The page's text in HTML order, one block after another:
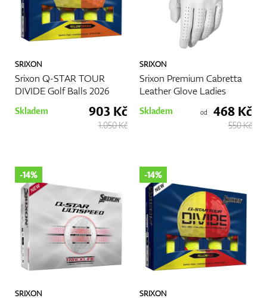
Bagy
Vozíky
GPS/Dálkoměry
SRIXON
Srixon Q-STAR TOUR
DIVIDE Golf Balls 2026
Skladem 903 Kč
1.050 Kč
SRIXON
Srixon Premium Cabretta
Leather Glove Ladies
Skladem od 468 Kč
550 Kč
SRIXON
-14%
SRIXON
-14%